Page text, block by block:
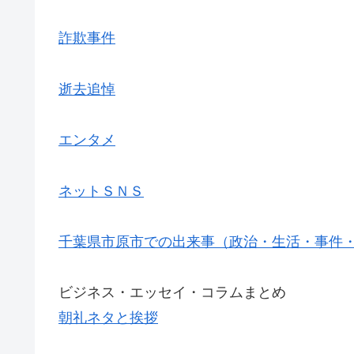
詐欺事件
逝去追悼
エンタメ
ネットＳＮＳ
千葉県市原市での出来事（政治・生活・事件
ビジネス・エッセイ・コラムまとめ
朝礼ネタと挨拶